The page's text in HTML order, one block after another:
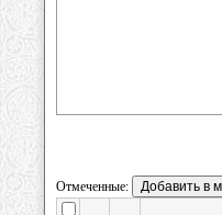
Отмеченные: